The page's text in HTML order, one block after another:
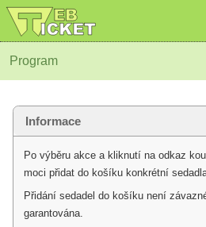
Program
Informace
Po výběru akce a kliknutí na odkaz
moci přidat do košíku konkrétní
Přidání sedadel do košíku není
garantována.